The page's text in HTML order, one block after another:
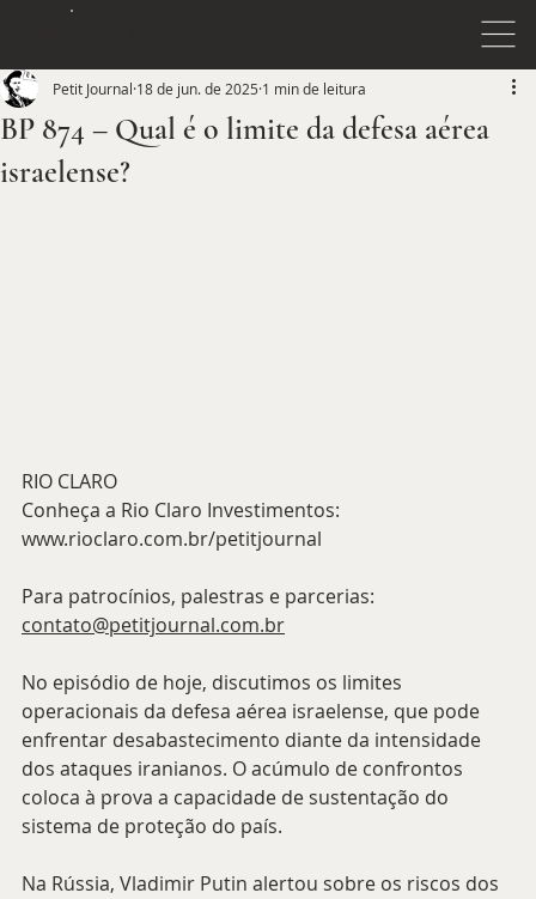
BP 874 – Qual é o limite da defesa aérea
israelense?
Petit Journal 18 de jun. de 2025 1 min de leitura
RIO CLARO
Conheça a Rio Claro Investimentos:
www.rioclaro.com.br/petitjournal
Para patrocínios, palestras e parcerias:
contato@petitjournal.com.br
No episódio de hoje, discutimos os limites
operacionais da defesa aérea israelense, que pode
enfrentar desabastecimento diante da intensidade
dos ataques iranianos. O acúmulo de confrontos
coloca à prova a capacidade de sustentação do
sistema de proteção do país.
Na Rússia, Vladimir Putin alertou sobre os riscos dos